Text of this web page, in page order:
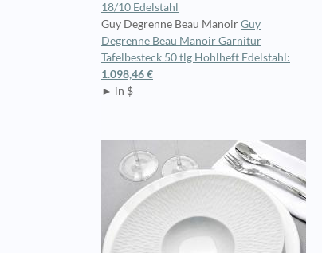
18/10 Edelstahl
Guy Degrenne Beau ManoirGuy
Degrenne Beau Manoir Garnitur
Tafelbesteck 50 tlg Hohlheft Edelstahl:
1.098,46 €
► in $